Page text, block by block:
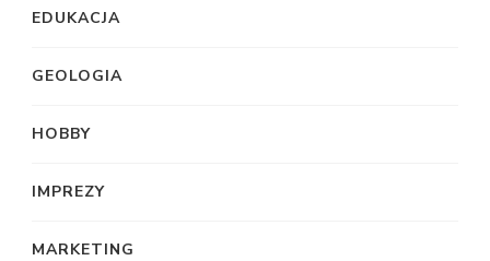
EDUKACJA
GEOLOGIA
HOBBY
IMPREZY
MARKETING